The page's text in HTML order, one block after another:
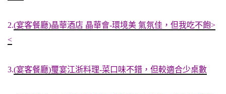
2.(宴客餐廳)晶華酒店 晶華會-環境美 氣氛佳，但我吃不飽>
<
3.(宴客餐廳)璽宴江浙料理-菜口味不錯，但較適合少桌數